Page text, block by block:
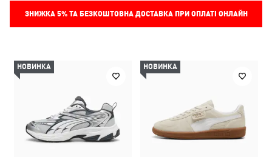
ЗНИЖКА 5%ТА БЕЗКОШТОВНА ДОСТАВКА ПРИ ОПЛАТІ ОНЛАЙН
НОВИНКА НОВИНКА